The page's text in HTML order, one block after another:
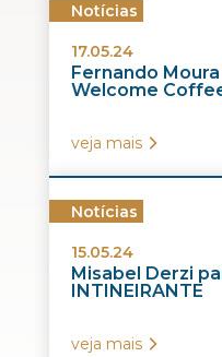
Notícias
17.05.24
Fernando
Welcome
veja mais
Notícias
15.05.24
Misabel Derzi
INTINEIRANTE
veja mais